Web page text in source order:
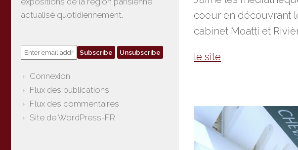
coeur en découvrant
cabinet Moatti et
le site
actualisé quotidiennement.
Connexion
Flux des publications
Flux des commentaires
Site de WordPress-FR